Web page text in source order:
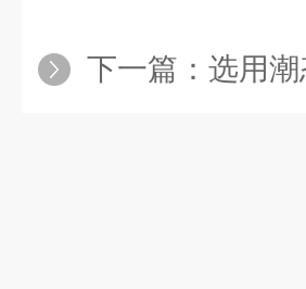
下一篇： 选用